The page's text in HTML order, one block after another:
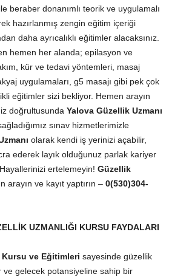
beraber donanımlı teorik ve uygulamalı
hazırlanmış zengin eğitim içeriği
daha ayrıcalıklı eğitimler alacaksınız.
hemen her alanda; epilasyon ve
kür ve tedavi yöntemleri, masaj
uygulamaları, g5 masajı gibi pek çok
eğitimler sizi bekliyor. Hemen arayın
doğrultusunda Yalova Güzellik Uzmanı
sınav hizmetlerimizle
olarak kendi iş yerinizi açabilir,
ederek layık olduğunuz parlak kariyer
ertelemeyin! Güzellik
arayın ve kayıt yaptırın – 0(530)304-
UZMANLIĞI KURSU FAYDALARI
Kursu ve Eğitimleri sayesinde güzellik
gelecek potansiyeline sahip bir